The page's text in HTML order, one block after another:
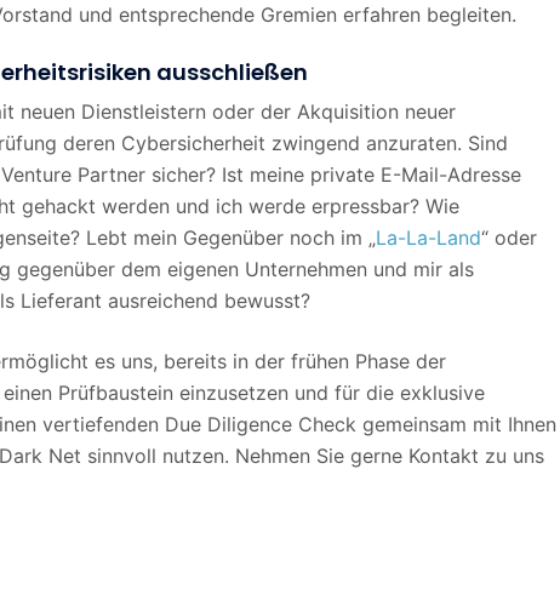
und entsprechende Gremien erfahren begleiten.
ausschließen
neuen Dienstleistern oder der Akquisition neuer
deren Cybersicherheit zwingend anzuraten. Sind
Partner sicher? Ist meine private E-Mail-Adresse
gehackt werden und ich werde erpressbar? Wie
Lebt mein Gegenüber noch im „La-La-Land“ oder
gegenüber dem eigenen Unternehmen und mir als
Lieferant ausreichend bewusst?
es uns, bereits in der frühen Phase der
Prüfbaustein einzusetzen und für die exklusive
vertiefenden Due Diligence Check gemeinsam mit Ihnen
Net sinnvoll nutzen. Nehmen Sie gerne Kontakt zu uns